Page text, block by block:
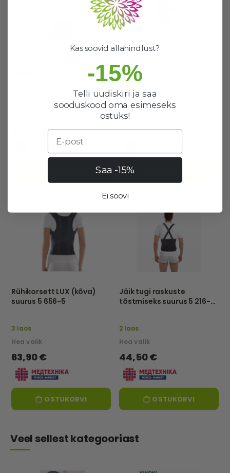
seljale, Tüüp-212-1, Must –
Neopreenist põlvetugi
Toros Group Tüüp-517-2
Black, 1 tk
3 laos
Hea valik
26,90 €
Rühikorsett LUX (kõva)
suurus 5 656-5
3 laos
Hea valik
63,90 €
OSTUKORVI
Jäik tugi raskuste
tõstmiseks suurus 5 216-5
2 laos
Hea valik
44,50 €
OSTUKORVI
Veel sellest kategooriast
Kas soovid allahindlust?
-15%
Telli uudiskiri ja saa
sooduskood oma esimeseks
ostuks!
Saa -15%
Ei soovi